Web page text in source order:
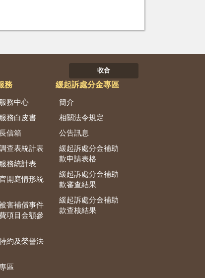
收合
務
務中心
務白皮書
信箱
查表統計表
務統計表
開庭情形統
害補償事件
項目金額參
約及榮譽法
區
緩起訴處分金專區
簡介
相關法令規定
公告訊息
緩起訴處分金補助
款申請表格
緩起訴處分金補助
款審查結果
緩起訴處分金補助
款查核結果